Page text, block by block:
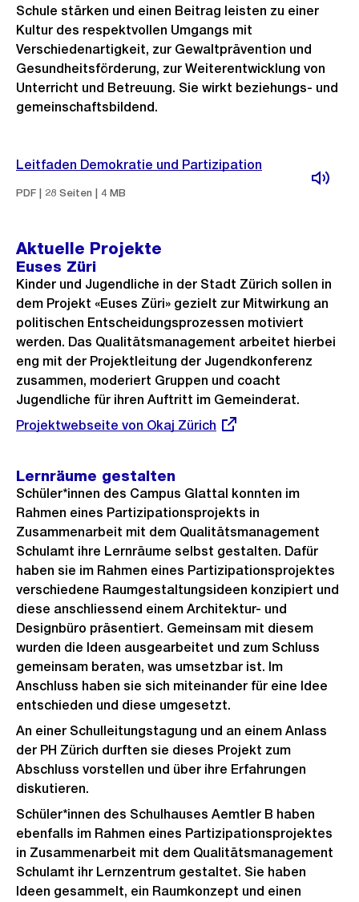
Schule stärken und einen Beitrag leisten zu einer
Kultur des respektvollen Umgangs mit
Verschiedenartigkeit, zur Gewaltprävention und
Gesundheitsförderung, zur Weiterentwicklung von
Unterricht und Betreuung. Sie wirkt beziehungs- und
gemeinschaftsbildend.
Leitfaden Demokratie und Partizipation
PDF | 28 Seiten | 4 MB
Aktuelle Projekte
Euses Züri
Kinder und Jugendliche in der Stadt Zürich sollen in
dem Projekt «Euses Züri» gezielt zur Mitwirkung an
politischen Entscheidungsprozessen motiviert
werden. Das Qualitätsmanagement arbeitet hierbei
eng mit der Projektleitung der Jugendkonferenz
zusammen, moderiert Gruppen und coacht
Jugendliche für ihren Auftritt im Gemeinderat.
Externer
Projektwebseite von Okaj Zürich
Lernräume gestalten
Schüler*innen des Campus Glattal konnten im
Rahmen eines Partizipationsprojekts in
Zusammenarbeit mit dem Qualitätsmanagement
Schulamt ihre Lernräume selbst gestalten. Dafür
haben sie im Rahmen eines Partizipationsprojektes
verschiedene Raumgestaltungsideen konzipiert und
diese anschliessend einem Architektur- und
Designbüro präsentiert. Gemeinsam mit diesem
wurden die Ideen ausgearbeitet und zum Schluss
gemeinsam beraten, was umsetzbar ist. Im
Anschluss haben sie sich miteinander für eine Idee
entschieden und diese umgesetzt.
An einer Schulleitungstagung und an einem Anlass
der PH Zürich durften sie dieses Projekt zum
Abschluss vorstellen und über ihre Erfahrungen
diskutieren.
Schüler*innen des Schulhauses Aemtler B haben
ebenfalls im Rahmen eines Partizipationsprojektes
in Zusammenarbeit mit dem Qualitätsmanagement
Schulamt ihr Lernzentrum gestaltet. Sie haben
Ideen gesammelt, ein Raumkonzept und einen